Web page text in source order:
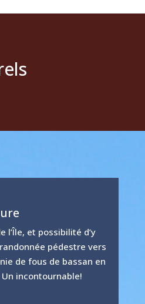
l’Île, et possibilité d’y
pédestre vers
de fous de bassan en
incontournable!